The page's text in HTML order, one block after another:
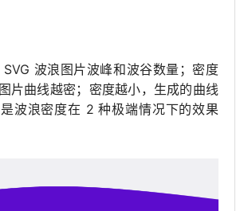
SVG 波浪图片波峰和波谷数量；密度
片曲线越密；密度越小，生成的曲线
波浪密度在 2 种极端情况下的效果